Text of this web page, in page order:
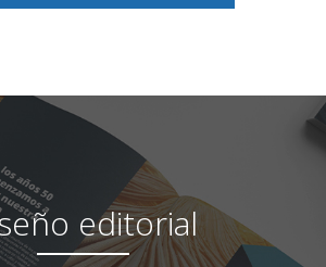
editorial